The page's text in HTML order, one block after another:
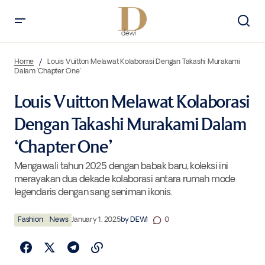
‘Chapter One’
Home
Louis Vuitton Melawat Kolaborasi Dengan Takashi Murakami
Dalam ‘Chapter One’
Louis Vuitton Melawat Kolaborasi
Dengan Takashi Murakami Dalam
‘Chapter One’
Mengawali tahun 2025 dengan babak baru, koleksi ini
merayakan dua dekade kolaborasi antara rumah mode
legendaris dengan sang seniman ikonis.
Fashion News January 1, 2025byDEWI 0